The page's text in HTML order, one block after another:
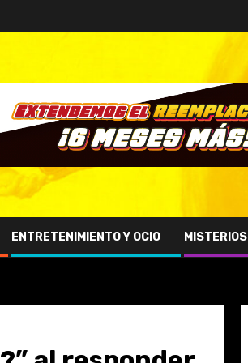
ENTRETENIMIENTO Y OCIO MISTERIOS